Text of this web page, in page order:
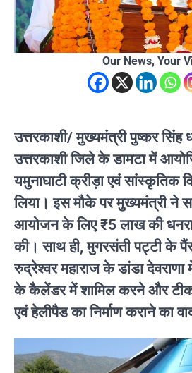
Our News, Your
उत्तरकाशी/ मुख्यमंत्री पुष्कर सिंह
उत्तरकाशी जिले के डामटा में
यमुनाघाटी क्रीड़ा एवं सांस्कृतिक
लिया। इस मौके पर मुख्यमंत्री ने
आयोजन के लिए ₹5 लाख की
की। साथ ही, मुगरसंती पट्टी के
रुद्रेश्वर महाराज के डांडा
के कैलेंडर में शामिल करने और
एवं हेलीपैड का निर्माण कराने का